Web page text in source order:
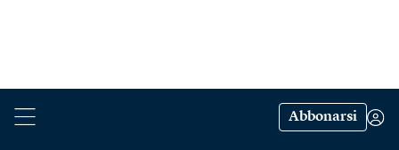
Abbonarsi